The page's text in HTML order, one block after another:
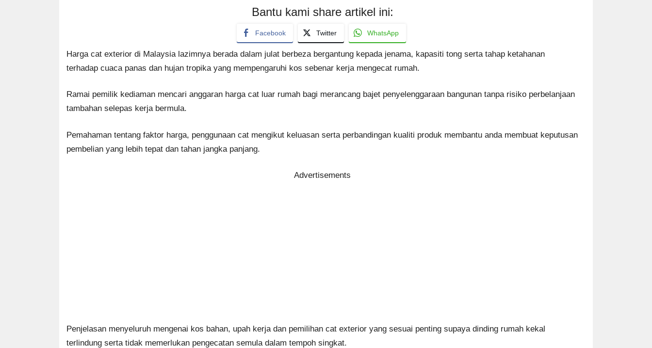
Bantu kami share artikel ini:
Facebook Twitter WhatsApp
Harga cat exterior di Malaysia lazimnya berada dalam julat berbeza bergantung kepada jenama, kapasiti tong serta tahap ketahanan
terhadap cuaca panas dan hujan tropika yang mempengaruhi kos sebenar kerja mengecat rumah.
Ramai pemilik kediaman mencari anggaran harga cat luar rumah bagi merancang bajet penyelenggaraan bangunan tanpa risiko perbelanjaan
tambahan selepas kerja bermula.
Pemahaman tentang faktor harga, penggunaan cat mengikut keluasan serta perbandingan kualiti produk membantu anda membuat keputusan
pembelian yang lebih tepat dan tahan jangka panjang.
Advertisements
Penjelasan menyeluruh mengenai kos bahan, upah kerja dan pemilihan cat exterior yang sesuai penting supaya dinding rumah kekal
terlindung serta tidak memerlukan pengecatan semula dalam tempoh singkat.